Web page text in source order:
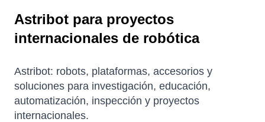
Astribot para proyectos
internacionales de robótica
Astribot: robots, plataformas, accesorios y
soluciones para investigación, educación,
automatización, inspección y proyectos
internacionales.